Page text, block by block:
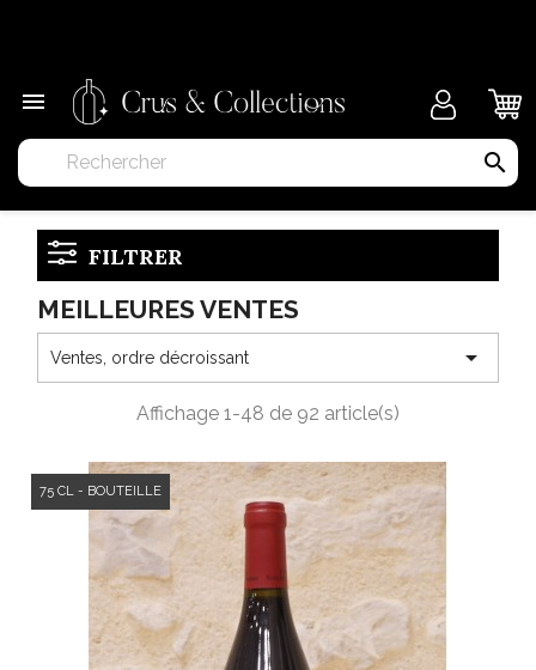

search
FILTRER
MEILLEURES VENTES
Ventes, ordre décroissant 
Affichage 1-48 de 92 article(s)
75 CL - BOUTEILLE